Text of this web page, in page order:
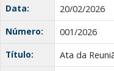
Data:
20/02/2026
Número:
001/2026
Título:
Ata da